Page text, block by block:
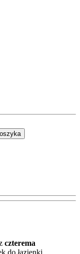
czterema